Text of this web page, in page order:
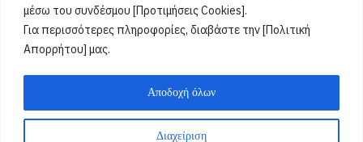
μέσω του συνδέσμου [Προτιμήσεις Cookies].
Για περισσότερες πληροφορίες, διαβάστε την [Πολιτική
Απορρήτου] μας.
Διαχείριση
Αποδοχή όλων